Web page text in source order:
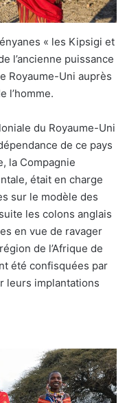
« les Kipsigi et
l’ancienne puissance
Royaume-Uni auprès
l’homme.
du Royaume-Uni
de ce pays
la Compagnie
était en charge
sur le modèle des
les colons anglais
en vue de ravager
de l’Afrique de
été confisquées par
leurs implantations